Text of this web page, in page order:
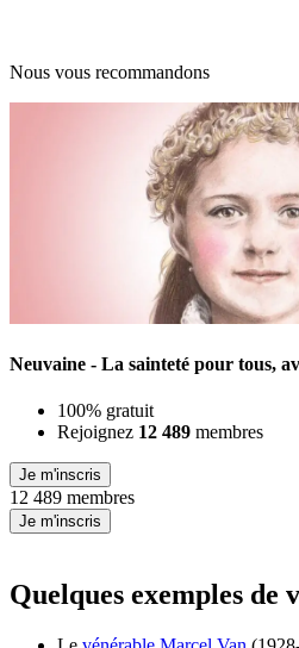
Nous vous recommandons
Neuvaine - La sainteté pour tous,
100% gratuit
Rejoignez 12 489 membres
Je m'inscris
12 489 membres
Je m'inscris
Quelques exemples de